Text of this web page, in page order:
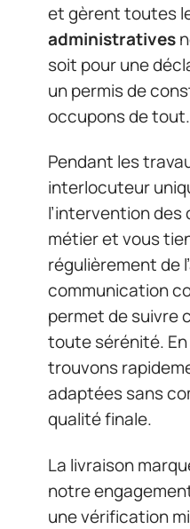
et gèrent toutes
administratives
soit pour une
un permis de
occupons de tout.
Pendant les
interlocuteur
l’intervention
métier et vous
régulièrement de
communication
permet de suivre
toute sérénité. En
trouvons
adaptées sans
qualité finale.
La livraison
notre
une vérification